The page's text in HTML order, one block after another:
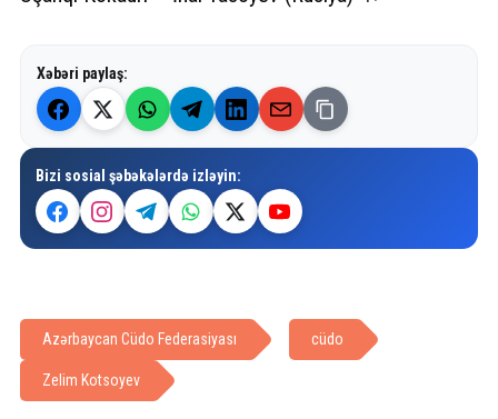
Xəbəri paylaş:
Bizi sosial şəbəkələrdə izləyin:
Azərbaycan Cüdo Federasiyası cüdo
Zelim Kotsoyev